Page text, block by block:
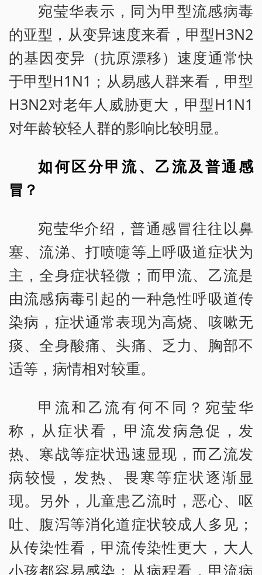
宛莹华表示，同为甲型流感病毒
的亚型，从变异速度来看，甲型H3N2
的基因变异（抗原漂移）速度通常快
于甲型H1N1；从易感人群来看，甲型
H3N2对老年人威胁更大，甲型H1N1
对年龄较轻人群的影响比较明显。
如何区分甲流、乙流及普通感
冒？
宛莹华介绍，普通感冒往往以鼻
塞、流涕、打喷嚏等上呼吸道症状为
主，全身症状轻微；而甲流、乙流是
由流感病毒引起的一种急性呼吸道传
染病，症状通常表现为高烧、咳嗽无
痰、全身酸痛、头痛、乏力、胸部不
适等，病情相对较重。
甲流和乙流有何不同？宛莹华
称，从症状看，甲流发病急促，发
热、寒战等症状迅速显现，而乙流发
病较慢，发热、畏寒等症状逐渐显
现。另外，儿童患乙流时，恶心、呕
吐、腹泻等消化道症状较成人多见；
从传染性看，甲流传染性更大，大人
小孩都容易感染；从病程看，甲流病